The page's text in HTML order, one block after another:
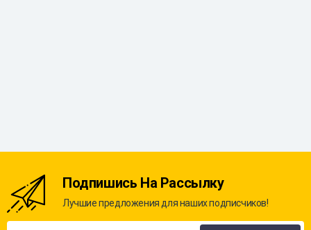
Подпишись На Рассылку
Лучшие предложения для наших подписчиков!